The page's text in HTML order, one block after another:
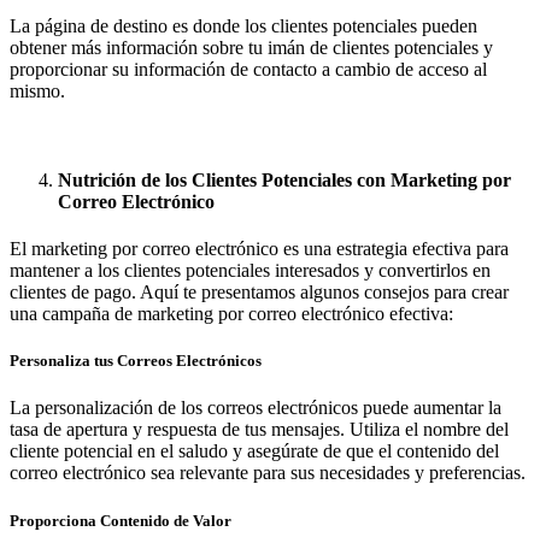
La página de destino es donde los clientes potenciales pueden
obtener más información sobre tu imán de clientes potenciales y
proporcionar su información de contacto a cambio de acceso al
mismo.
Nutrición de los Clientes Potenciales con Marketing por
Correo Electrónico
El marketing por correo electrónico es una estrategia efectiva para
mantener a los clientes potenciales interesados y convertirlos en
clientes de pago. Aquí te presentamos algunos consejos para crear
una campaña de marketing por correo electrónico efectiva:
Personaliza tus Correos Electrónicos
La personalización de los correos electrónicos puede aumentar la
tasa de apertura y respuesta de tus mensajes. Utiliza el nombre del
cliente potencial en el saludo y asegúrate de que el contenido del
correo electrónico sea relevante para sus necesidades y preferencias.
Proporciona Contenido de Valor